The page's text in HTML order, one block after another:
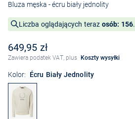
Bluza męska - écru biały jednolity
Liczba oglądających teraz osób: 156.
649,95 zł
Zawiera podatek VAT, plus Koszty wysyłki
Kolor: Écru Biały Jednolity